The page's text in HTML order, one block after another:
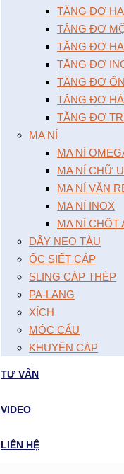
TĂNG ĐƠ
TĂNG ĐƠ
TĂNG ĐƠ
TĂNG ĐƠ
TĂNG ĐƠ
TĂNG ĐƠ
TĂNG ĐƠ
MA NÍ
MA NÍ
MA NÍ CHỮ U
MA NÍ VẶN
MA NÍ INOX
MA NÍ CHỐT
DÂY NEO TÀU
ỐC SIẾT CÁP
SLING CÁP THÉP
PA-LANG
XÍCH
MÓC CẨU
KHUYÊN CÁP
TƯ VẤN
VIDEO
LIÊN HỆ